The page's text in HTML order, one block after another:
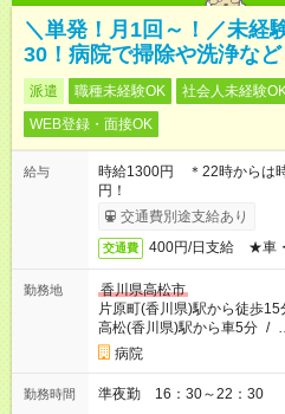
＼単発！月1回～！／未経
30！病院で掃除や洗浄など
派遣 職種未経験OK 社会人未経験
WEB登録・面接OK
給与
時給1300円 ＊22時からは
円！
交通費別途支給あり
交通費 400円/日支給 ★車・
勤務地
香川県高松市
片原町(香川県)駅から徒歩15
高松(香川県)駅から車5分 /
病院
勤務時間 準夜勤 16：30～22：30